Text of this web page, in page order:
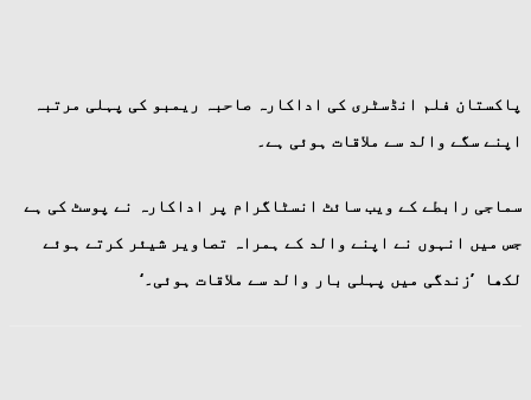
پاکستان فلم انڈسٹری کی اداکارہ صاحبہ ریمبو کی پہلی مرتبہ
اپنے سگے والد سے ملاقات ہوئی ہے۔
سماجی رابطے کے ویب سائٹ انسٹاگرام پر اداکارہ نے پوسٹ کی ہے
جس میں انہوں نے اپنے والد کے ہمراہ تصاویر شیئر کرتے ہوئے
لکھا ’زندگی میں پہلی بار والد سے ملاقات ہوئی۔‘